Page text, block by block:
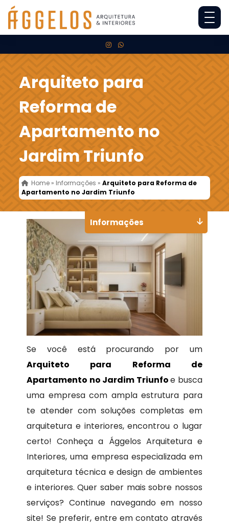
Arquiteto para
Reforma de
Apartamento no
Jardim Triunfo
Home » Informações »Arquiteto para Reforma de
Apartamento no Jardim Triunfo
Se você está procurando por um
Arquiteto para Reforma de
Apartamento no Jardim Triunfoe busca
uma empresa com ampla estrutura para
te atender com soluções completas em
arquitetura e interiores, encontrou o lugar
certo! Conheça a Ággelos Arquitetura e
Interiores, uma empresa especializada em
arquitetura técnica e design de ambientes
e interiores. Quer saber mais sobre nossos
serviços? Continue navegando em nosso
site! Se preferir, entre em contato através
Informações